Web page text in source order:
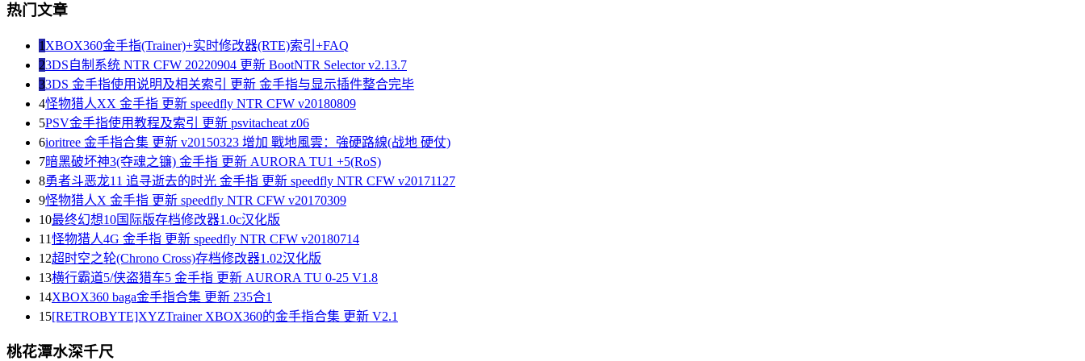
热门文章
1 XBOX360金手指(Trainer)+实时修改器(RTE)索引+FAQ
23DS自制系统 NTR CFW 20220904 更新 BootNTR Selector v2.13.7
33DS 金手指使用说明及相关索引 更新 金手指与显示插件整合完毕
4怪物猎人XX 金手指 更新 speedfly NTR CFW v20180809
5PSV金手指使用教程及索引 更新 psvitacheat z06
6ioritree 金手指合集 更新 v20150323 增加 戰地風雲：強硬路線(战地 硬仗)
7暗黑破坏神3(夺魂之镰) 金手指 更新 AURORA TU1 +5(RoS)
8勇者斗恶龙11 追寻逝去的时光 金手指 更新 speedfly NTR CFW v20171127
9怪物猎人X 金手指 更新 speedfly NTR CFW v20170309
10最终幻想10国际版存档修改器1.0c汉化版
11怪物猎人4G 金手指 更新 speedfly NTR CFW v20180714
12超时空之轮(Chrono Cross)存档修改器1.02汉化版
13横行霸道5/侠盗猎车5 金手指 更新 AURORA TU 0-25 V1.8
14XBOX360 baga金手指合集 更新 235合1
15[RETROBYTE]XYZTrainer XBOX360的金手指合集 更新 V2.1
桃花潭水深千尺